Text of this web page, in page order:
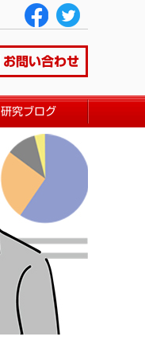
お問い合わせ
研究ブログ